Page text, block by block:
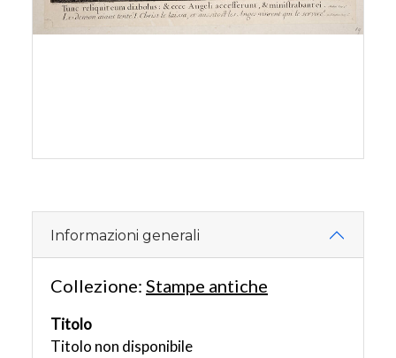
Informazioni generali
Collezione: Stampe antiche
Titolo
Titolo non disponibile